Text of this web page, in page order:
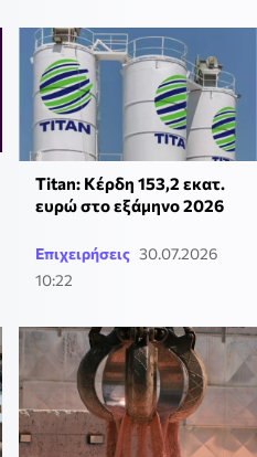
Titan: Κέρδη 153,2 εκατ.
ευρώ στο εξάμηνο 2026
Επιχειρήσεις 30.07.2026
10:22